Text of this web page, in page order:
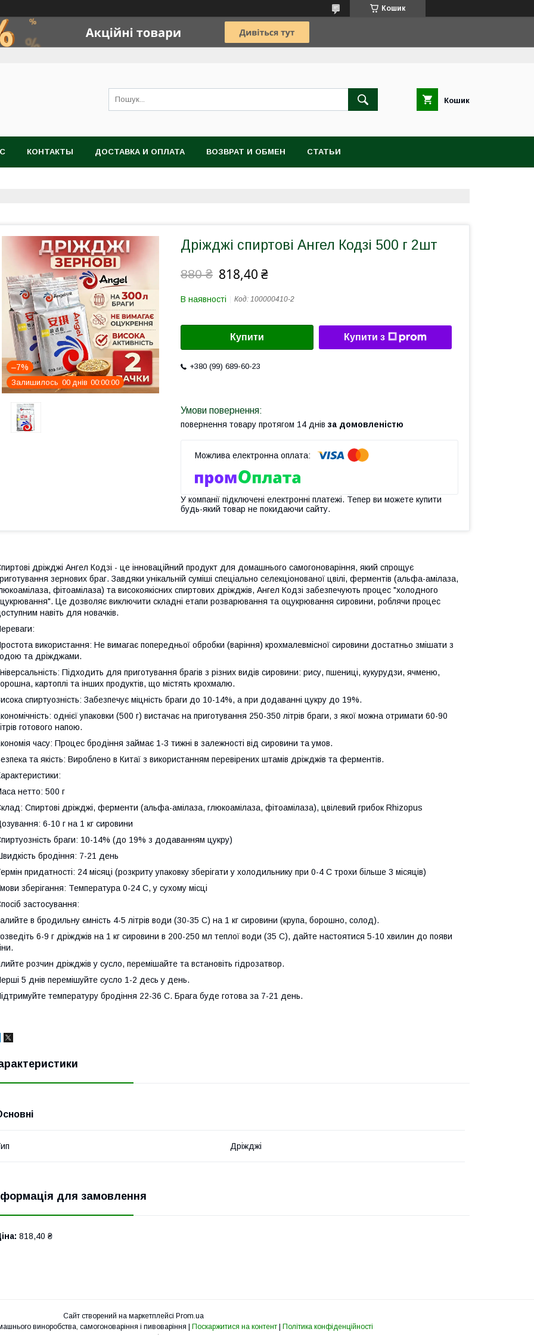
Кошик
Кошик
КОНТАКТЫ ДОСТАВКА И ОПЛАТА ВОЗВРАТ И ОБМЕН СТАТЬИ
–7%
Залишилось 00 днів 00 00 00
Дріжджі спиртові Ангел Кодзі 500 г 2шт
880 ₴ 818,40 ₴
В наявності Код: 100000410-2
Купити Купити з
+380 (99) 689-60-23
повернення товару протягом 14 днів за домовленістю
У компанії підключені електронні платежі. Тепер ви можете купити
будь-який товар не покидаючи сайту.
дріжджі Ангел Кодзі - це інноваційний продукт для домашнього самогоноваріння, який спрощує
зернових браг. Завдяки унікальній суміші спеціально селекціонованої цвілі, ферментів (альфа-амілаза,
фітоамілаза) та високоякісних спиртових дріжджів, Ангел Кодзі забезпечують процес "холодного
Це дозволяє виключити складні етапи розварювання та оцукрювання сировини, роблячи процес
навіть для новачків.
використання: Не вимагає попередньої обробки (варіння) крохмалевмісної сировини достатньо змішати з
та дріжджами.
Підходить для приготування брагів з різних видів сировини: рису, пшениці, кукурудзи, ячменю,
картоплі та інших продуктів, що містять крохмалю.
спиртуозність: Забезпечує міцність браги до 10-14%, а при додаванні цукру до 19%.
однієї упаковки (500 г) вистачає на приготування 250-350 літрів браги, з якої можна отримати 60-90
готового напою.
часу: Процес бродіння займає 1-3 тижні в залежності від сировини та умов.
та якість: Вироблено в Китаї з використанням перевірених штамів дріжджів та ферментів.
нетто: 500 г
Спиртові дріжджі, ферменти (альфа-амілаза, глюкоамілаза, фітоамілаза), цвілевий грибок Rhizopus
6-10 г на 1 кг сировини
браги: 10-14% (до 19% з додаванням цукру)
бродіння: 7-21 день
придатності: 24 місяці (розкриту упаковку зберігати у холодильнику при 0-4 C трохи більше 3 місяців)
зберігання: Температура 0-24 C, у сухому місці
застосування:
в бродильну ємність 4-5 літрів води (30-35 C) на 1 кг сировини (крупа, борошно, солод).
6-9 г дріжджів на 1 кг сировини в 200-250 мл теплої води (35 C), дайте настоятися 5-10 хвилин до появи
розчин дріжджів у сусло, перемішайте та встановіть гідрозатвор.
5 днів перемішуйте сусло 1-2 десь у день.
температуру бродіння 22-36 C. Брага буде готова за 7-21 день.
Дріжджі
для замовлення
818,40 ₴
Сайт створений на маркетплейсі Prom.ua
Домашнє діло - товари для домашнього виноробства, самогоноваріння і пивоваріння | Поскаржитися на контент | Політика конфіденційності